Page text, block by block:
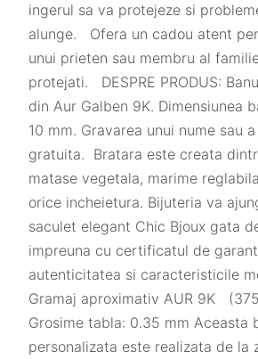
ingerul sa va protejeze si
alunge. Ofera un cadou atent
unui prieten sau membru al
protejati. DESPRE PRODUS:
din Aur Galben 9K. Dimensiunea
10 mm. Gravarea unui nume sau
gratuita. Bratara este creata
matase vegetala, marime
orice incheietura. Bijuteria va
saculet elegant Chic Bjoux gata
impreuna cu certificatul de
autenticitatea si caracteristicile
Gramaj aproximativ AUR 9K
Grosime tabla: 0.35 mm Aceasta
personalizata este realizata de la